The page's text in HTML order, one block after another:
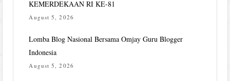
KEMERDEKAAN RI KE-81
August 5, 2026
Lomba Blog Nasional Bersama Omjay Guru Blogger
Indonesia
August 5, 2026